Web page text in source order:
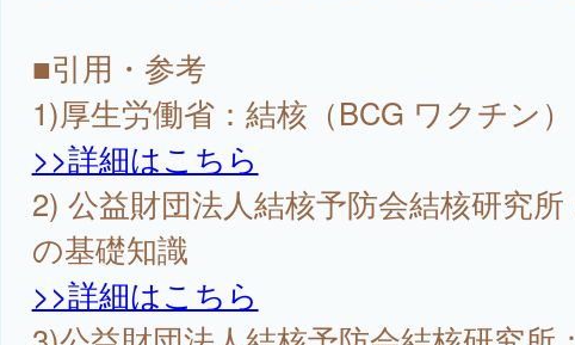
■引用・参考
1)厚生労働省：結核（BCG ワクチン）
>>詳細はこちら
2) 公益財団法人結核予防会結核研究所
の基礎知識
>>詳細はこちら